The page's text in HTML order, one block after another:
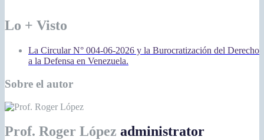
Lo + Visto
La Circular N° 004-06-2026 y la Burocratización del Derecho
a la Defensa en Venezuela.
Sobre el autor
Prof. Roger López administrator